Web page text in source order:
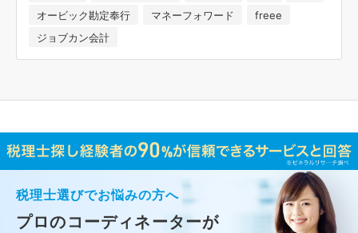
オービック勘定奉行
マネーフォワード
freee
ジョブカン会計
税理士選びでお悩みの方へ
プロのコーディネーターが